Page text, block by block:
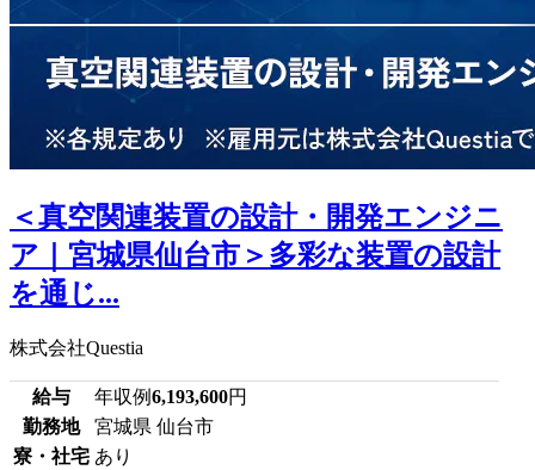
＜真空関連装置の設計・開発エンジニ
ア｜宮城県仙台市＞多彩な装置の設計
を通じ...
株式会社Questia
給与 年収例6,193,600円
勤務地
宮城県 仙台市
寮・社宅 あり